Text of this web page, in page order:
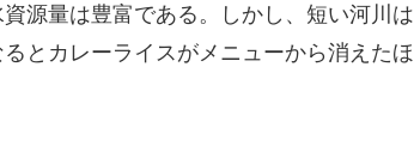
源量は豊富である。しかし、短い河川は
とカレーライスがメニューから消えたほ